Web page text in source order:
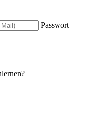
Passwort